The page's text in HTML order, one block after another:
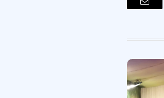
البريد